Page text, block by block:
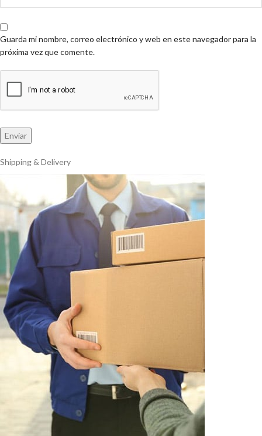
Guarda mi nombre, correo electrónico y web en este navegador para la
próxima vez que comente.
Shipping & Delivery